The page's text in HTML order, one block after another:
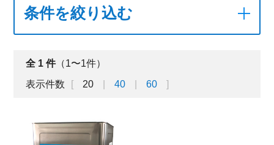
条件を絞り込む
全 1 件（1〜1件）
表示件数
20 40 60